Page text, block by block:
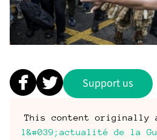
Support us
This content originally
l&#039;actualité de la